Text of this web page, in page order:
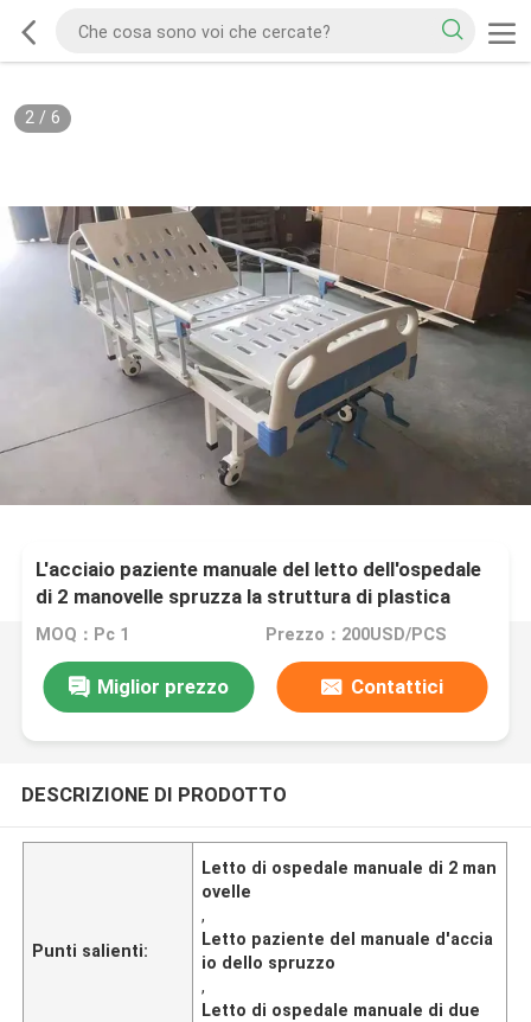
2/ 6
L'acciaio paziente manuale del letto dell'ospedale
di 2 manovelle spruzza la struttura di plastica
MOQ：Pc 1 Prezzo：200USD/PCS
Miglior prezzo Contattici
DESCRIZIONE DI PRODOTTO
Punti salienti:
Letto di ospedale manuale di 2 man
ovelle
,
Letto paziente del manuale d'accia
io dello spruzzo
,
Letto di ospedale manuale di due